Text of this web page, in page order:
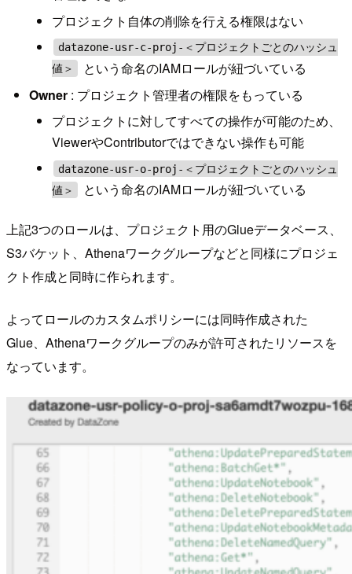
プロジェクト自体の削除を行える権限はない
datazone-usr-c-proj-＜プロジェクトごとのハッシュ
値＞
という命名のIAMロールが紐づいている
Owner: プロジェクト管理者の権限をもっている
プロジェクトに対してすべての操作が可能のため、
ViewerやContributorではできない操作も可能
datazone-usr-o-proj-＜プロジェクトごとのハッシュ
値＞
という命名のIAMロールが紐づいている
上記3つのロールは、プロジェクト用のGlueデータベース、
S3バケット、Athenaワークグループなどと同様にプロジェ
クト作成と同時に作られます。
よってロールのカスタムポリシーには同時作成された
Glue、Athenaワークグループのみが許可されたリソースを
なっています。